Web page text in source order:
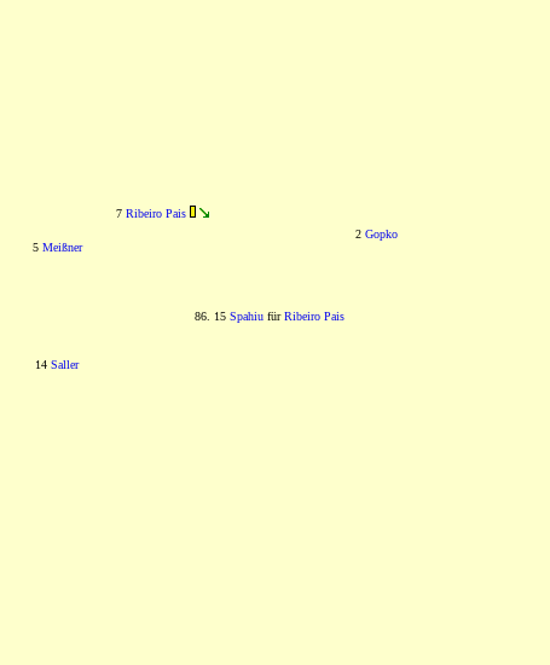
7 Ribeiro Pais
5 Meißner
2 Gopko
86. 15 Spahiu fürRibeiro Pais
14 Saller